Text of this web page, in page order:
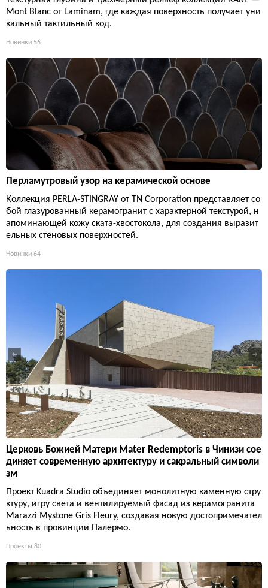
Mont Blanc от Laminam, где каждая поверхность получает уни
кальный тактильный код.
Новинки 56
Перламутровый узор на керамической основе
Коллекция PERLA-STINGRAY от TN Corporation представляет со
бой глазурованный керамогранит с характерной текстурой, н
апоминающей кожу ската-хвостокола, для создания выразит
ельных стеновых поверхностей.
Новинки 64
Церковь Божией Матери Mater Redemptoris в Чинизи сое
диняет современную архитектуру и сакральный символи
зм
Проект Kuadra Studio объединяет монолитную каменную стру
ктуру, игру света и вентилируемый фасад из керамогранита
Marazzi Mystone Gris Fleury, создавая новую достопримечател
ьность в провинции Палермо.
Проекты 80